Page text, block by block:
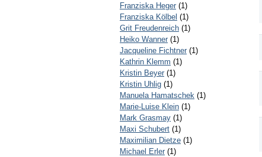
Franziska Heger (1)
Franziska Kölbel (1)
Grit Freudenreich (1)
Heiko Wanner (1)
Jacqueline Fichtner (1)
Kathrin Klemm (1)
Kristin Beyer (1)
Kristin Uhlig (1)
Manuela Hamatschek (1)
Marie-Luise Klein (1)
Mark Grasmay (1)
Maxi Schubert (1)
Maximilian Dietze (1)
Michael Erler (1)